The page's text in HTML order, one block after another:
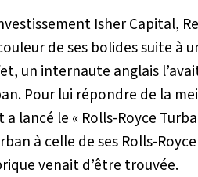
Isher Capital,
de ses bolides suite à
un internaute anglais
Pour lui répondre de la
lancé le « Rolls-Royce
à celle de ses Rolls-
venait d’être trouvée.